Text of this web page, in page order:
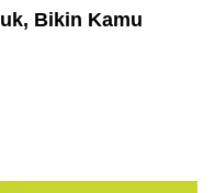
Bikin Kamu